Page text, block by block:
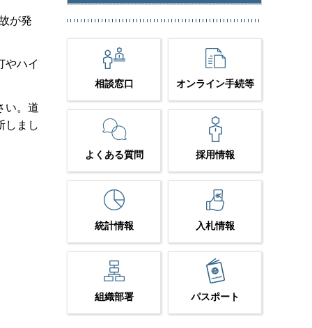
が発
やハイ
い。道
しまし
相談窓口 オンライン手続等
よくある質問 採用情報
統計情報 入札情報
組織部署 パスポート